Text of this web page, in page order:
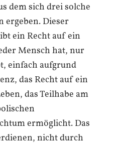
dem sich drei solche
ergeben. Dieser
ein Recht auf ein
Mensch hat, nur
einfach aufgrund
das Recht auf ein
das Teilhabe am
ermöglicht. Das
nicht durch